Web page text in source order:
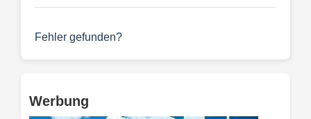
Fehler gefunden?
Werbung